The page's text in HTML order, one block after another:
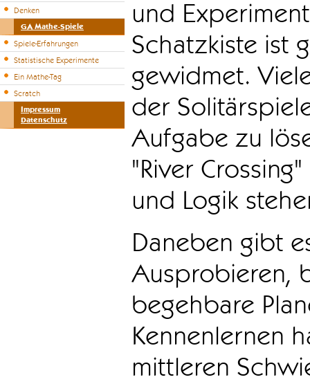
Denken
GA Mathe-Spiele
Spiele-Erfahrungen
Statistische Experimente
Ein Mathe-Tag
Scratch
Impressum
Datenschutz
und
Schatzkiste ist
gewidmet.
der
Aufgabe zu
"River
und Logik
Daneben gibt
Ausprobieren,
begehbare
Kennenlernen
mittleren